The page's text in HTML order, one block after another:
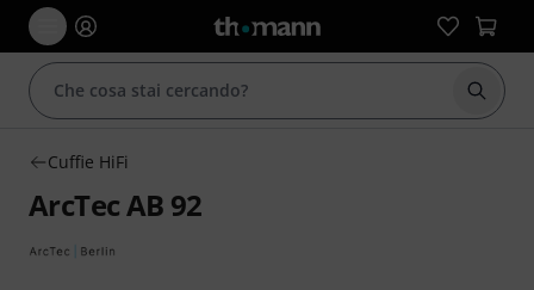
Cuffie HiFi
ArcTec AB 92